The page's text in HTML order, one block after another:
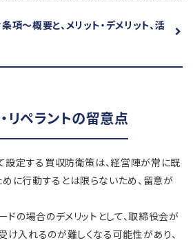
条項～概要と、メリット・デメリット、活
リペラントの留意点
て設定する買収防衛策は、経営陣が常に既
に行動するとは限らないため、留意が
ドの場合のデメリットとして、取締役会が
け入れるのが難しくなる可能性があり、